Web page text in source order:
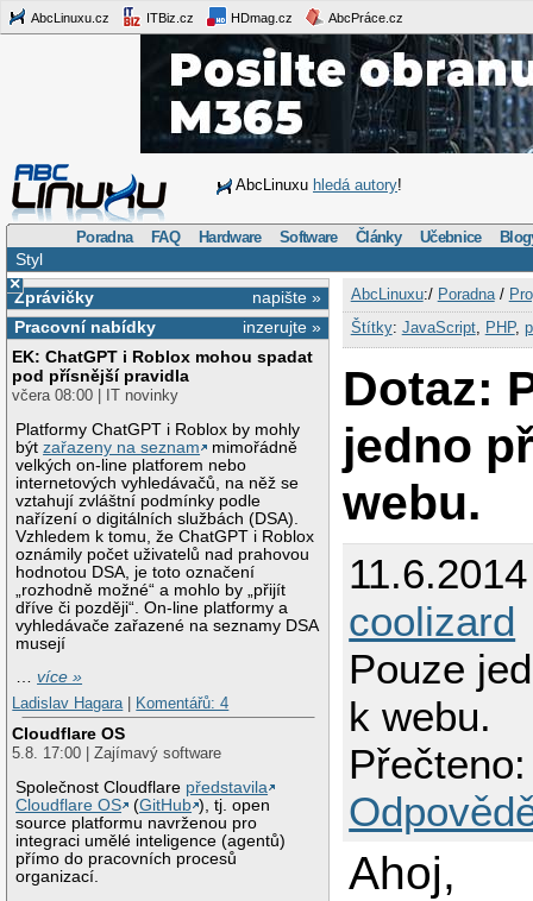
AbcLinuxu.cz ITBiz.cz HDmag.cz AbcPráce.cz
AbcLinuxu hledá autory!
Poradna FAQ Hardware Software Články Učebnice
Styl
×
napište »
Zprávičky
inzerujte »
Pracovní nabídky
EK: ChatGPT i Roblox mohou spadat
pod přísnější pravidla
včera 08:00 | IT novinky
Platformy ChatGPT i Roblox by mohly
býtzařazeny na seznam
mimořádně
velkých on-line platforem nebo
internetových vyhledávačů, na něž se
vztahují zvláštní podmínky podle
nařízení o digitálních službách (DSA).
Vzhledem k tomu, že ChatGPT i Roblox
oznámily počet uživatelů nad prahovou
hodnotou DSA, je toto označení
„rozhodně možné“ a mohlo by „přijít
dříve či později“. On-line platformy a
vyhledávače zařazené na seznamy DSA
musejí
…více »
Ladislav Hagara
Komentářů: 4
Cloudflare OS
5.8. 17:00 | Zajímavý software
Společnost Cloudflare představila
Cloudflare OS
(GitHub ), tj. open
source platformu navrženou pro
integraci umělé inteligence (agentů)
přímo do pracovních procesů
organizací.
AbcLinuxu:/ Poradna/
Štítky: JavaScript, PHP,
Dotaz:
jedno
webu.
coolizard
Pouze
k webu.
Ahoj,